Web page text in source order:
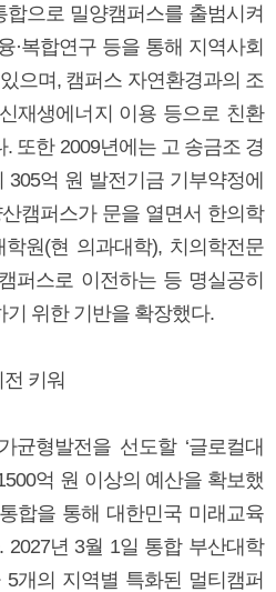
합으로 밀양캠퍼스를 출범시켜
·복합연구 등을 통해 지역사회
으며, 캠퍼스 자연환경과의 조
재생에너지 이용 등으로 친환
또한 2009년에는 고 송금조 경
305억 원 발전기금 기부약정에
캠퍼스가 문을 열면서 한의학
원(현 의과대학), 치의학전문
퍼스로 이전하는 등 명실공히
위한 기반을 확장했다.
키워
균형발전을 선도할 ‘글로컬대
억 원 이상의 예산을 확보했
합을 통해 대한민국 미래교육
2027년 3월 1일 통합 부산대학
개의 지역별 특화된 멀티캠퍼